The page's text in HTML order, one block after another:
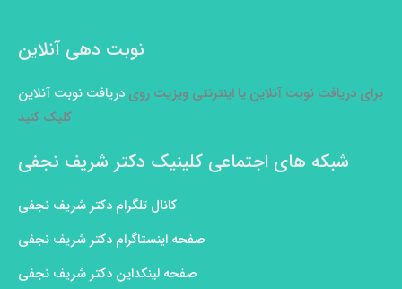
نوبت دهی آنلاین
برای دریافت نوبت آنلاین یا اینترنتی ویزیت روی دریافت نوبت آنلاین
کلیک کنید
شبکه های اجتماعی کلینیک دکتر شریف نجفی
کانال تلگرام دکتر شریف نجفی
صفحه اینستاگرام دکتر شریف نجفی
صفحه لینکداین دکتر شریف نجفی